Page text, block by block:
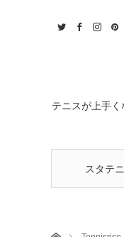
テニスが上手
スタテニ